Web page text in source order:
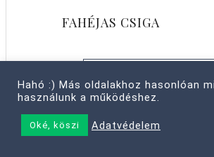
FAHÉJAS CSIGA
Hahó :) Más oldalakhoz hasonlóan
használunk a működéshez.
Oké, köszi Adatvédelem